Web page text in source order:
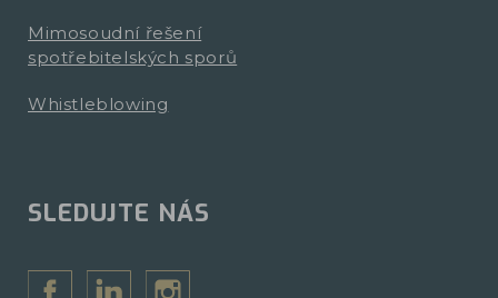
Mimosoudní řešení
spotřebitelských sporů
Whistleblowing
SLEDUJTE NÁS